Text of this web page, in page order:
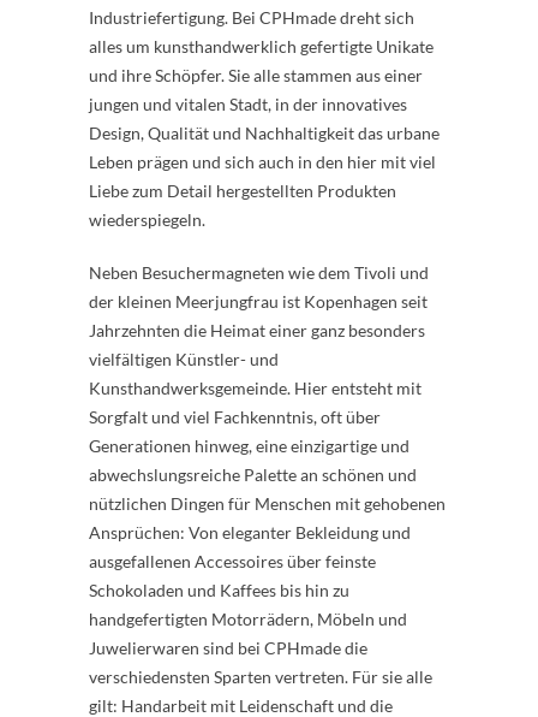
Industriefertigung. Bei CPHmade dreht sich
alles um kunsthandwerklich gefertigte Unikate
und ihre Schöpfer. Sie alle stammen aus einer
jungen und vitalen Stadt, in der innovatives
Design, Qualität und Nachhaltigkeit das urbane
Leben prägen und sich auch in den hier mit viel
Liebe zum Detail hergestellten Produkten
wiederspiegeln.
Neben Besuchermagneten wie dem Tivoli und
der kleinen Meerjungfrau ist Kopenhagen seit
Jahrzehnten die Heimat einer ganz besonders
vielfältigen Künstler- und
Kunsthandwerksgemeinde. Hier entsteht mit
Sorgfalt und viel Fachkenntnis, oft über
Generationen hinweg, eine einzigartige und
abwechslungsreiche Palette an schönen und
nützlichen Dingen für Menschen mit gehobenen
Ansprüchen: Von eleganter Bekleidung und
ausgefallenen Accessoires über feinste
Schokoladen und Kaffees bis hin zu
handgefertigten Motorrädern, Möbeln und
Juwelierwaren sind bei CPHmade die
verschiedensten Sparten vertreten. Für sie alle
gilt: Handarbeit mit Leidenschaft und die